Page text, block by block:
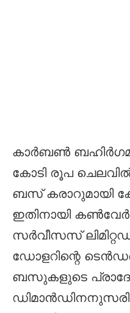
കാർബൺ
കോടി രൂപ
ബസ് കരാറുമായി
ഇതിനായി
സർവീസസ്
ഡോളറിന്റെ
ബസുകളുടെ